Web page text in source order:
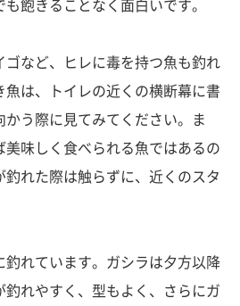
飽きることなく面白いです。
など、ヒレに毒を持つ魚も釣れ
は、トイレの近くの横断幕に書
う際に見てみてください。ま
味しく食べられる魚ではあるの
れた際は触らずに、近くのスタ
れています。ガシラは夕方以降
れやすく、型もよく、さらにガ